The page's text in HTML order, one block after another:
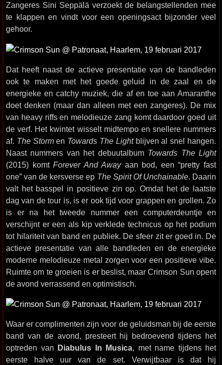
Zangeres Sini Seppälä verzoekt de belangstellenden mee
te klappen en vindt voor een openingsact bijzonder veel
gehoor.
Dat heeft naast de actieve presentatie van de bandleden
ook te maken met het goede geluid in de zaal en de
energieke en catchy muziek, die af en toe aan Amaranthe
doet denken (maar dan alleen met een zangeres). De mix
van heavy riffs en melodieuze zang komt daardoor goed uit
de verf. Het kwintet wisselt midtempo en snellere nummers
af. The Stormen Towards The Lightblijven al snel hangen.
Naast nummers van het debuutalbum Towards The Light
(2015) komtForever And Awayaan bod, een “pretty fast
one” van de kersverse ep The Spirit Of Unchainable. Daarin
valt het basspel in positieve zin op. Omdat het de laatste
dag van de tour is, is er ook tijd voor grappen en grollen. Zo
is er na het tweede nummer een computerdeuntje en
verschijnt er een als kip verklede technicus op het podium
tot hilariteit van band en publiek. De sfeer zit er goed in. De
actieve presentatie van alle bandleden en de energieke
moderne melodieuze metal zorgen voor een positieve vibe.
Ruimte om te groeien is er beslist, maar Crimson Sun opent
de avond verrassend en optimistisch.
Waar er complimenten zijn voor de geluidsman bij de eerste
band van de avond, presteert hij bedroevend tijdens het
optreden van
Diabulus In Musica, met name tijdens het
eerste halve uur van de set. Verwijtbaar is dat hij